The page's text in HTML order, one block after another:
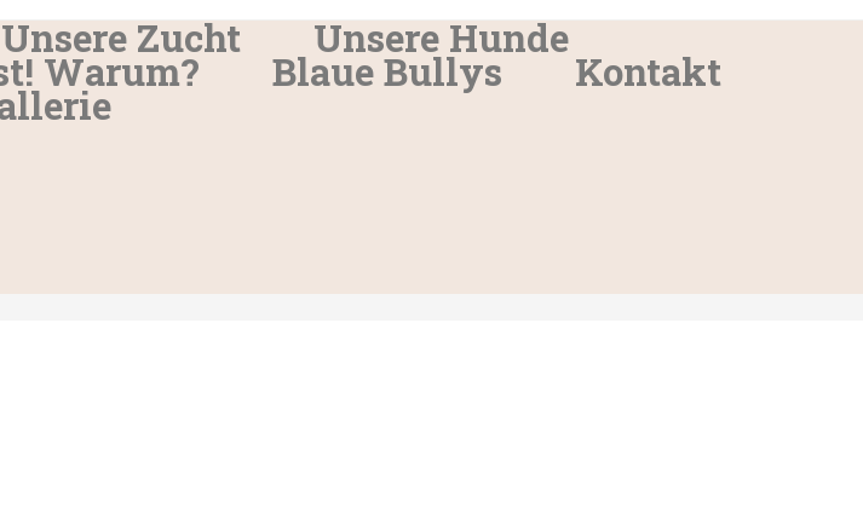
Unsere Zucht Unsere Hunde
Warum? Blaue Bullys Kontakt